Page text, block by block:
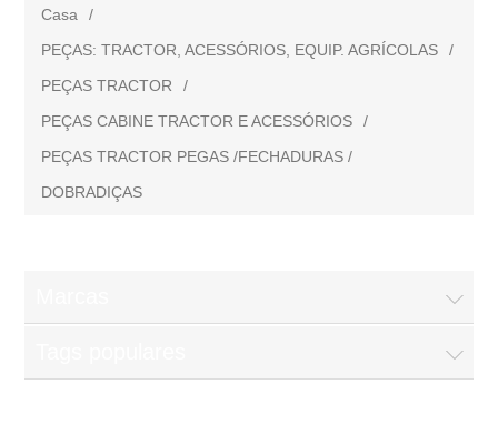
Casa
/
PEÇAS: TRACTOR, ACESSÓRIOS, EQUIP. AGRÍCOLAS
/
PEÇAS TRACTOR
/
PEÇAS CABINE TRACTOR E ACESSÓRIOS
/
PEÇAS TRACTOR PEGAS /FECHADURAS /
DOBRADIÇAS